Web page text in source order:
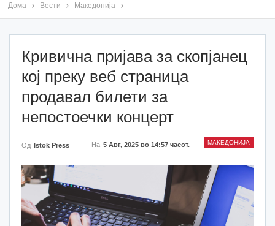
Дома Вести Македонија
Кривична пријава за скопјанец
кој преку веб страница
продавал билети за
непостоечки концерт
МАКЕДОНИЈА
Од Istok Press На 5 Авг, 2025 во 14:57 часот.